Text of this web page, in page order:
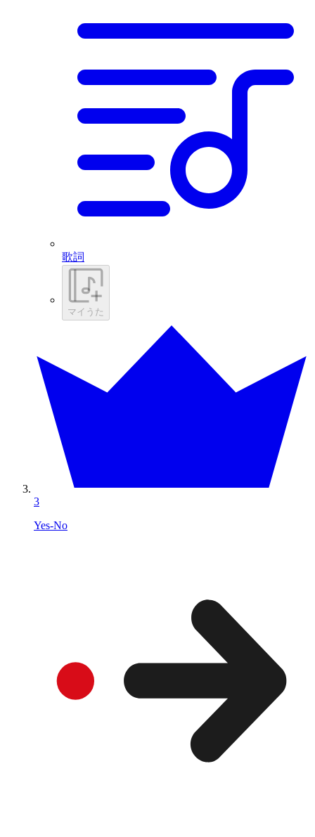
歌詞
マイうた
3
Yes-No